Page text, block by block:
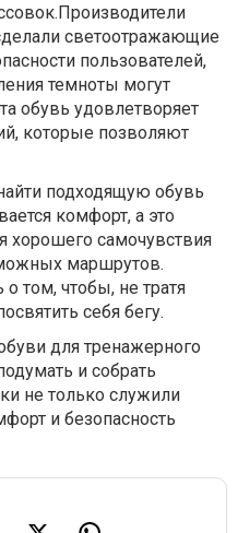
светоотражающие
пользователей,
темноты могут
обувь удовлетворяет
которые позволяют
подходящую обувь
комфорт, а это
хорошего самочувствия
маршрутов.
том, чтобы, не тратя
себя бегу.
для тренажерного
и собрать
не только служили
и безопасность